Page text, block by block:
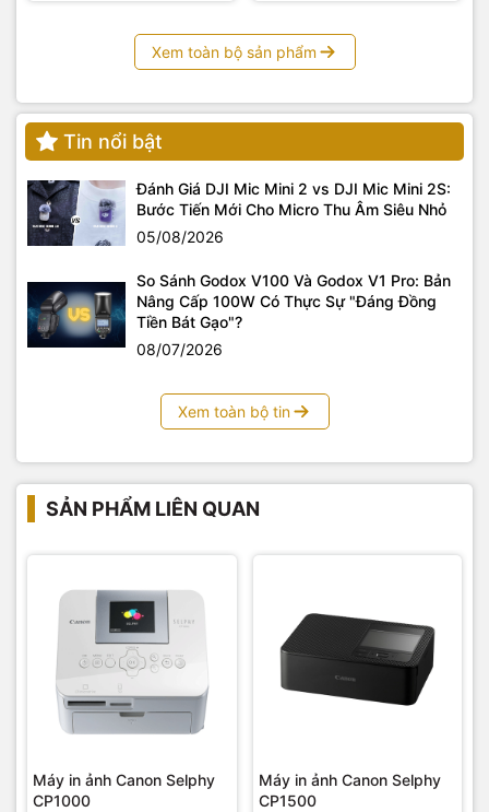
Xem toàn bộ sản phẩm
Tin nổi bật
Đánh Giá DJI Mic Mini 2 vs DJI Mic Mini 2S:
Bước Tiến Mới Cho Micro Thu Âm Siêu Nhỏ
05/08/2026
So Sánh Godox V100 Và Godox V1 Pro: Bản
Nâng Cấp 100W Có Thực Sự "Đáng Đồng
Tiền Bát Gạo"?
08/07/2026
Xem toàn bộ tin
SẢN PHẨM LIÊN QUAN
Máy in ảnh Canon Selphy
CP1000
Máy in ảnh Canon Selphy
CP1500